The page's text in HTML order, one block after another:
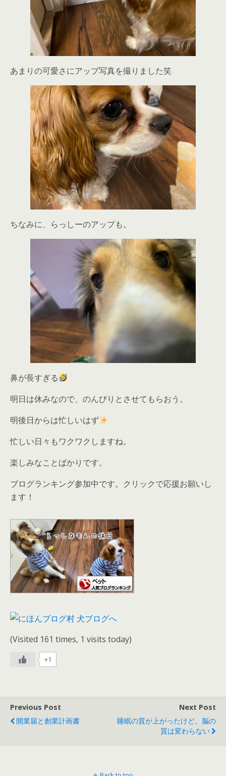
あまりの可愛さにアップ写真を撮りました笑
ちなみに、らっしーのアップも。
鼻が長すぎる
明日は休みなので、のんびりとさせてもらおう。
明後日からは忙しいはず
忙しい日々もワクワクしますね。
楽しみなことばかりです。
ブログランキング参加中です。クリックで応援お願いし
ます！
(Visited 161 times, 1 visits today)
+1
Previous Post
開業届と創業計画書
Next Post
睡眠の質が上がったけど、脳の
質は変わらない